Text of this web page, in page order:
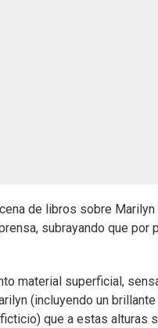
de libros sobre
subrayando que
material superficial,
(incluyendo un
que a estas alturas